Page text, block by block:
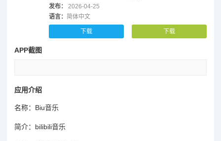
发布：
2026-04-25
语言： 简体中文
下载 下载
APP截图
应用介绍
名称：Biu音乐
简介：bilibili音乐